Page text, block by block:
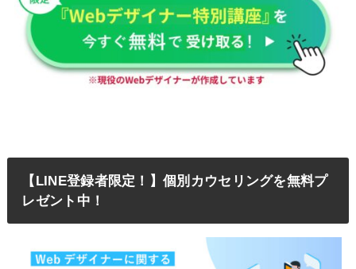
【LINE登録者限定！】個別カウセリングを無料プ
レゼント中！